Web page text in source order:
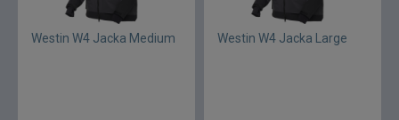
Westin W4 Jacka Medium Westin W4 Jacka Large